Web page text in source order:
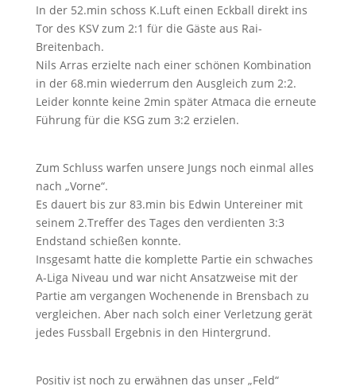
In der 52.min schoss K.Luft einen Eckball direkt ins
Tor des KSV zum 2:1 für die Gäste aus Rai-
Breitenbach.
Nils Arras erzielte nach einer schönen Kombination
in der 68.min wiederrum den Ausgleich zum 2:2.
Leider konnte keine 2min später Atmaca die erneute
Führung für die KSG zum 3:2 erzielen.
Zum Schluss warfen unsere Jungs noch einmal alles
nach „Vorne“.
Es dauert bis zur 83.min bis Edwin Untereiner mit
seinem 2.Treffer des Tages den verdienten 3:3
Endstand schießen konnte.
Insgesamt hatte die komplette Partie ein schwaches
A-Liga Niveau und war nicht Ansatzweise mit der
Partie am vergangen Wochenende in Brensbach zu
vergleichen. Aber nach solch einer Verletzung gerät
jedes Fussball Ergebnis in den Hintergrund.
Positiv ist noch zu erwähnen das unser „Feld“